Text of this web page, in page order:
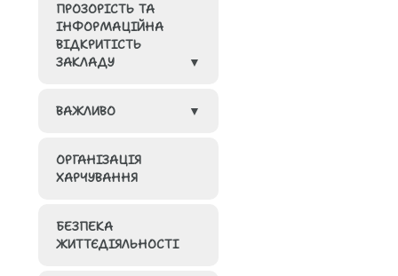
ПРОЗОРІСТЬ ТА
ІНФОРМАЦІЙНА
ВІДКРИТІСТЬ
ЗАКЛАДУ
ГРУПИ
КАДРОВИЙ
СКЛАД ЗАКЛАДУ
ЛІЦЕНЗІЙНИХ
УМОВ
ВАЖЛИВО
МЕТОДИЧНА
СКАРБНИЧКА
ІНКЛЮЗИВНА
ОСВІТА
ОРГАНІЗАЦІЯ
ХАРЧУВАННЯ
БЕЗПЕКА
ЖИТТЄДІЯЛЬНОСТІ